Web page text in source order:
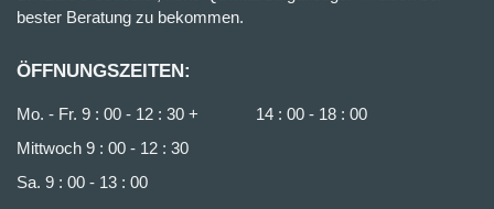
bester Beratung zu bekommen.
ÖFFNUNGSZEITEN:
Mo. - Fr. 9 : 00 - 12 : 30 + 14 : 00 - 18 : 00
Mittwoch 9 : 00 - 12 : 30
Sa. 9 : 00 - 13 : 00